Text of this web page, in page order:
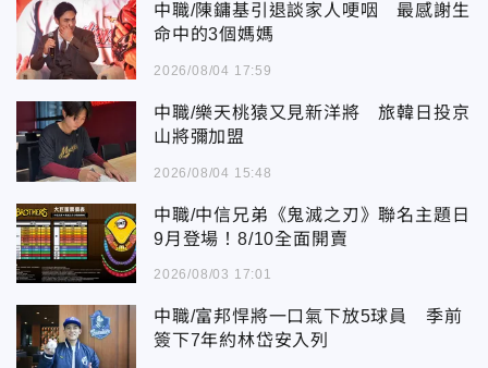
中職/陳鏞基引退談家人哽咽 最感謝生
命中的3個媽媽
2026/08/04 17:59
中職/樂天桃猿又見新洋將 旅韓日投京
山將彌加盟
2026/08/04 15:48
中職/中信兄弟《鬼滅之刃》聯名主題日
9月登場！8/10全面開賣
2026/08/03 17:01
中職/富邦悍將一口氣下放5球員 季前
簽下7年約林岱安入列